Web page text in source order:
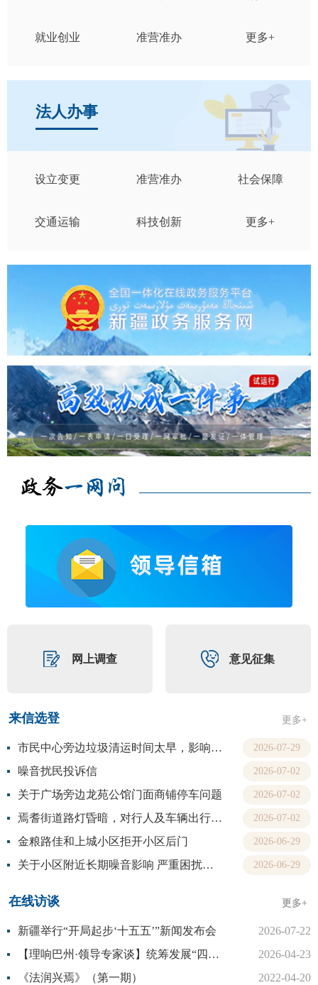
就业创业 准营准办 更多+
法人办事
设立变更 准营准办 社会保障
交通运输 科技创新 更多+
网上调查 意见征集
来信选登 更多+
2026-07-29
市民中心旁边垃圾清运时间太早，影响休息。
2026-07-02
噪音扰民投诉信
2026-07-02
关于广场旁边龙苑公馆门面商铺停车问题
2026-07-02
焉耆街道路灯昏暗，对行人及车辆出行带来安全隐患！
2026-06-29
金粮路佳和上城小区拒开小区后门
2026-06-29
关于小区附近长期噪音影响 严重困扰生活的问题
在线访谈 更多+
更多+
2026-07-22
新疆举行“开局起步‘十五五’”新闻发布会
2026-04-23
【理响巴州·领导专家谈】统筹发展“四大农业” 加快构建农业现代化产业发展新格局
2022-04-20
《法润兴焉》（第一期）